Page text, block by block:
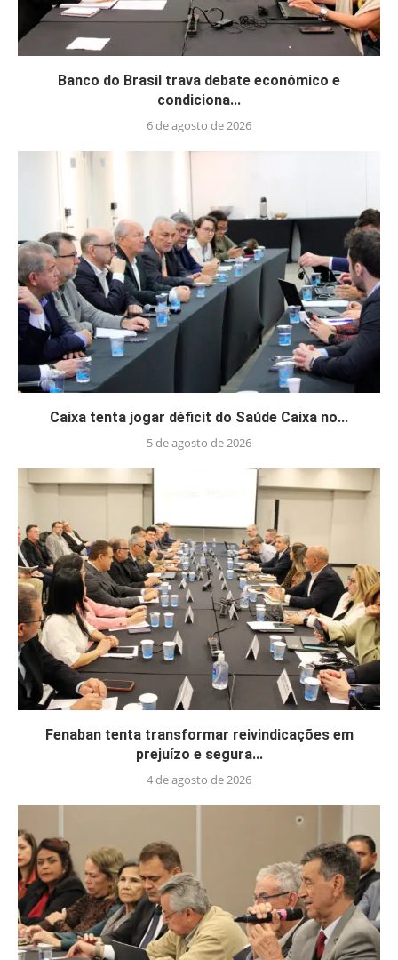
Banco do Brasil trava debate econômico e
condiciona...
6 de agosto de 2026
Caixa tenta jogar déficit do Saúde Caixa no...
5 de agosto de 2026
Fenaban tenta transformar reivindicações em
prejuízo e segura...
4 de agosto de 2026